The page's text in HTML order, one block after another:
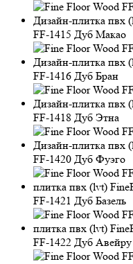
FF-1415 Дуб Макао
FF-1416 Дуб Бран
FF-1418 Дуб Этна
FF-1420 Дуб Фуэго
FF-1421 Дуб Базель
FF-1422 Дуб Авейру